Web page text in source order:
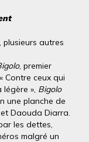
, plusieurs autres
, premier
Contre ceux qui
», Bigolo
une planche de
Daouda Diarra.
les dettes,
malgré un